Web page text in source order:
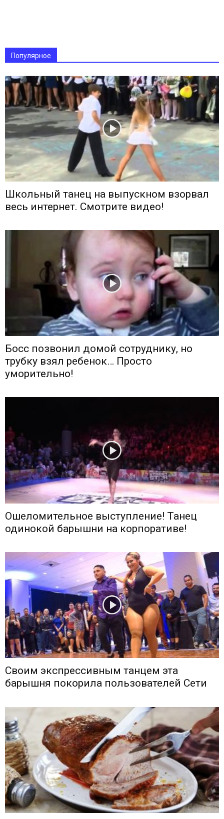
Популярное
Школьный танец на выпускном взорвал
весь интернет. Смотрите видео!
Босс позвонил домой сотруднику, но
трубку взял ребенок… Просто
уморительно!
Ошеломительное выступление! Танец
одинокой барышни на корпоративе!
Своим экспрессивным танцем эта
барышня покорила пользователей Сети